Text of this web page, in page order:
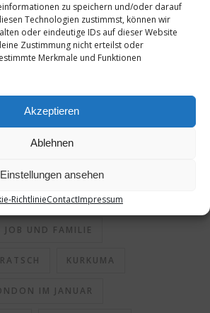
zu speichern und/oder darauf
Technologien zustimmst, können wir
oder eindeutige IDs auf dieser Website
Zustimmung nicht erteilst oder
Merkmale und Funktionen
Akzeptieren
Ablehnen
Einstellungen ansehen
RichtlinieContactImpressum
SCHLAGWÖRTER
BEAUTY CITYTRIP
UND DAS
FAMILIE
GESPRÄCH
GESUNDHEIT
KURKUMA-SHOT
JOB UND FAMILIE
KURKUMA
IM JANUAR